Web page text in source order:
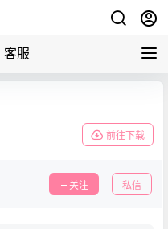
客服
前往下载
关注 私信